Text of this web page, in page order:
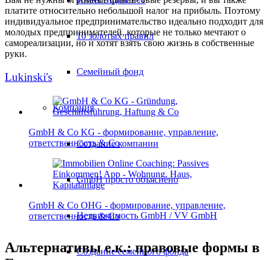
10 золотых правил
Семейный фонд
Компания
Создание компании
GmbH просто объяснено
Недвижимость GmbH / VV GmbH
Создание семейного фонда
платите относительно небольшой налог на прибыль. Поэтому
индивидуальное предпринимательство идеально подходит для
молодых предпринимателей, которые не только мечтают о
самореализации, но и хотят взять свою жизнь в собственные
руки.
Lukinski's
GmbH & Co KG - формирование, управление,
ответственность & Co
GmbH & Co OHG - формирование, управление,
ответственность & Co
Альтернативы е.к.: правовые формы в